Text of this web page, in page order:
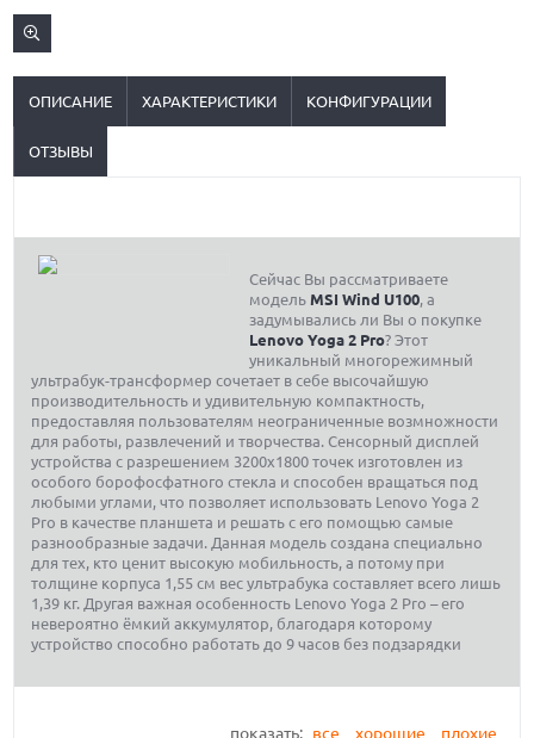
ОПИСАНИЕ ХАРАКТЕРИСТИКИ КОНФИГУРАЦИИ
ОТЗЫВЫ
Сейчас Вы рассматриваете
модель MSI Wind U100, а
задумывались ли Вы о покупке
Lenovo Yoga 2 Pro? Этот
уникальный многорежимный
ультрабук-трансформер сочетает в себе высочайшую
производительность и удивительную компактность,
предоставляя пользователям неограниченные возмножности
для работы, развлечений и творчества. Сенсорный дисплей
устройства с разрешением 3200х1800 точек изготовлен из
особого борофосфатного стекла и способен вращаться под
любыми углами, что позволяет использовать Lenovo Yoga 2
Pro в качестве планшета и решать с его помощью самые
разнообразные задачи. Данная модель создана специально
для тех, кто ценит высокую мобильность, а потому при
толщине корпуса 1,55 см вес ультрабука составляет всего лишь
1,39 кг. Другая важная особенность Lenovo Yoga 2 Pro – его
невероятно ёмкий аккумулятор, благодаря которому
устройство способно работать до 9 часов без подзарядки
показать: все хорошие плохие